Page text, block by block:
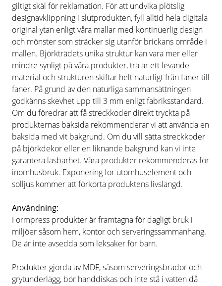
giltigt skäl för reklamation. För att undvika plötslig
designavklippning i slutprodukten, fyll alltid hela digitala
original ytan enligt våra mallar med kontinuerlig design
och mönster som sträcker sig utanför brickans område i
mallen. Björkträdets unika struktur kan vara mer eller
mindre synligt på våra produkter, trä är ett levande
material och strukturen skiftar helt naturligt från faner till
faner. På grund av den naturliga sammansättningen
godkänns skevhet upp till 3 mm enligt fabriksstandard.
Om du föredrar att få streckkoder direkt tryckta på
produkternas baksida rekommenderar vi att använda en
baksida med vit bakgrund. Om du vill sätta streckkoder
på björkdekor eller en liknande bakgrund kan vi inte
garantera läsbarhet. Våra produkter rekommenderas för
inomhusbruk. Exponering för utomhuselement och
solljus kommer att förkorta produktens livslängd.
Användning:
Formpress produkter är framtagna för dagligt bruk i
miljöer såsom hem, kontor och serveringssammanhang.
De är inte avsedda som leksaker för barn.
Produkter gjorda av MDF, såsom serveringsbrädor och
grytunderlägg, bör handdiskas och inte stå i vatten då